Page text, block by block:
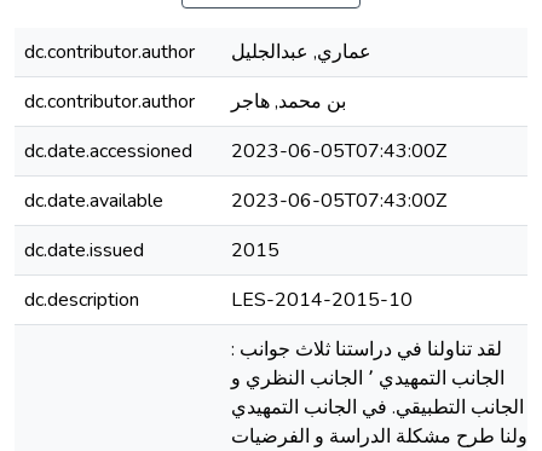
dc.contributor.author
عماري, عبدالجليل
dc.contributor.author
بن محمد, هاجر
dc.date.accessioned
2023-06-05T07:43:00Z
dc.date.available
2023-06-05T07:43:00Z
dc.date.issued
2015
dc.description
LES-2014-2015-10
ﻟﻘﺪ ﺗﻨﺎوﻟﻨﺎ في دراﺳﺘﻨﺎ ﺛﻼث ﺟﻮاﻧﺐ :
الجانب اﻟﺘﻤﻬﻴﺪي ٬ الجانب اﻟﻨﻈﺮي و
الجانب اﻟﺘﻄﺒﻴﻘﻲ. في الجانب اﻟﺘﻤﻬﻴﺪي
ﻃﺮح ﻣﺸﻜﻠﺔ اﻟﺪراﺳﺔ و اﻟﻔﺮﺿﻴﺎت